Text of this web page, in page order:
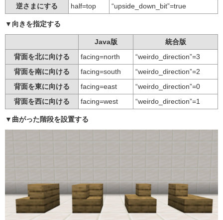
逆さまにする
half=top “upside_down_bit”=true
▼向きを指定する
Java版
統合版
背面を北に向ける
facing=north
“weirdo_direction”=3
背面を南に向ける
facing=south
“weirdo_direction”=2
背面を東に向ける
facing=east
“weirdo_direction”=0
背面を西に向ける
facing=west “weirdo_direction”=1
▼曲がった階段を設置する